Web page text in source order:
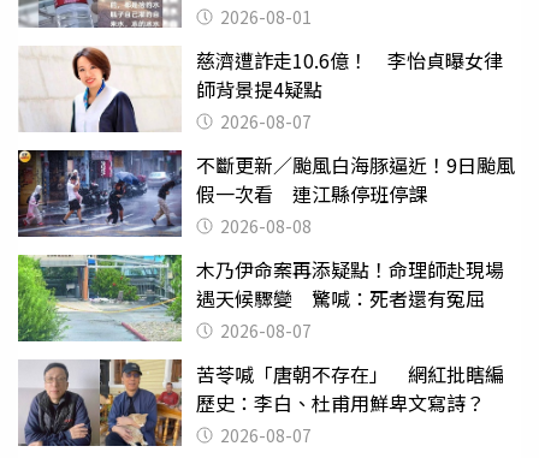
2026-08-01
慈濟遭詐走10.6億！ 李怡貞曝女律
師背景提4疑點
2026-08-07
不斷更新／颱風白海豚逼近！9日颱風
假一次看 連江縣停班停課
2026-08-08
木乃伊命案再添疑點！命理師赴現場
遇天候驟變 驚喊：死者還有冤屈
2026-08-07
苦苓喊「唐朝不存在」 網紅批瞎編
歷史：李白、杜甫用鮮卑文寫詩？
2026-08-07